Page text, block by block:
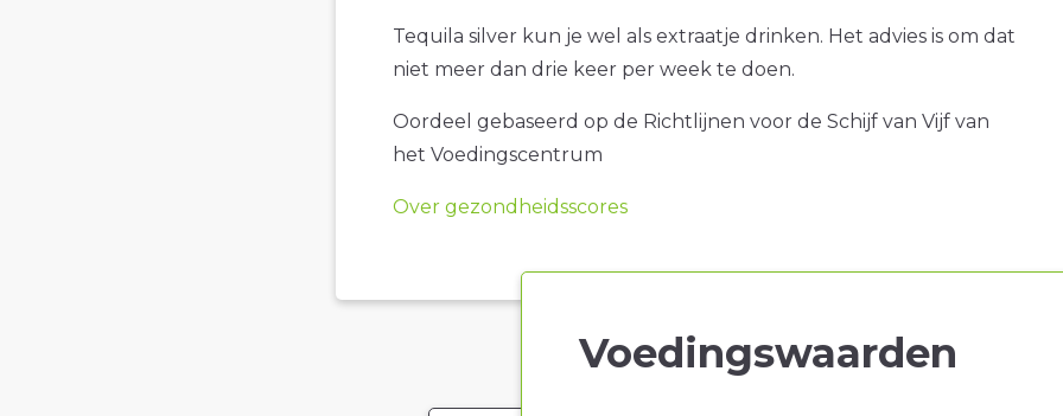
Tequila silver kun je wel als extraatje drinken. Het advies is om dat
niet meer dan drie keer per week te doen.
Oordeel gebaseerd op de Richtlijnen voor de Schijf van Vijf van
het Voedingscentrum
Over gezondheidsscores
Voedingswaarden